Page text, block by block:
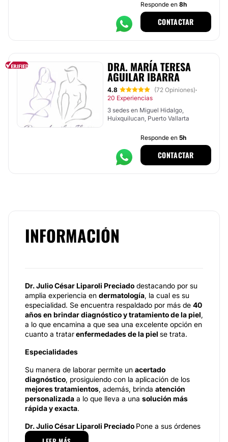
Responde en 8h
CONTACTAR
DRA. MARÍA TERESA
AGUILAR IBARRA
4.8 (72 Opiniones)·
20 Experiencias
3 sedes en Miguel Hidalgo,
Huixquilucan, Puerto Vallarta
Responde en 5h
CONTACTAR
INFORMACIÓN
Dr. Julio César Liparoli Preciado destacando por su
amplia experiencia en dermatología, la cual es su
especialidad. Se encuentra respaldado por más de 40
años en brindar diagnóstico y tratamiento de la piel,
a lo que encamina a que sea una excelente opción en
cuanto a tratarenfermedades de la piel se trata.
Especialidades
Su manera de laborar permite un acertado
diagnóstico, prosiguiendo con la aplicación de los
mejores tratamientos, además, brinda atención
personalizada a lo que lleva a una solución más
rápida y exacta.
Dr. Julio César Liparoli Preciado Pone a sus órdenes
un amplio portafolio de procedimientos, técnicas y